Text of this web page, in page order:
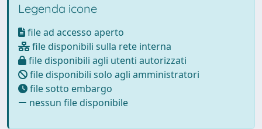
Legenda icone
file ad accesso aperto
file disponibili sulla rete interna
file disponibili agli utenti autorizzati
file disponibili solo agli amministratori
file sotto embargo
nessun file disponibile